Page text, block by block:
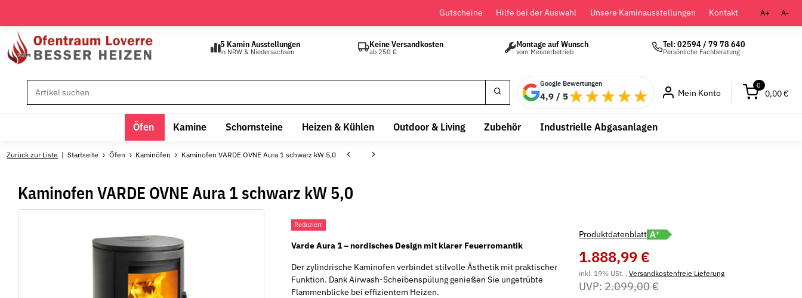
Gutscheine Hilfe bei der Auswahl Unsere Kaminausstellungen Kontakt A+ A-
5 Kamin Ausstellungen
in NRW & Niedersachsen
Keine Versandkosten
ab 250 €
Montage auf Wunsch
vom Meisterbetrieb
Tel: 02594 / 79 78 640
Persönliche Fachberatung
Google Bewertungen
4,9 / 5★★★★★ Mein Konto
0
0,00 €
Öfen Kamine Schornsteine Heizen & Kühlen Outdoor & Living Zubehör Industrielle Abgasanlagen
Zurück zur Liste Startseite Öfen Kaminöfen Kaminofen VARDE OVNE Aura 1 schwarz kW 5,0
Kaminofen VARDE OVNE Aura 1 schwarz kW 5,0
Reduziert
Varde Aura 1 – nordisches Design mit klarer Feuerromantik
Der zylindrische Kaminofen verbindet stilvolle Ästhetik mit praktischer
Funktion. Dank Airwash-Scheibenspülung genießen Sie ungetrübte
Flammenblicke bei effizientem Heizen.
ProduktdatenblattEnergielabel A+ öffnen
1.888,99 €
inkl. 19% USt. , Versandkostenfreie Lieferung
UVP:2.099,00 €